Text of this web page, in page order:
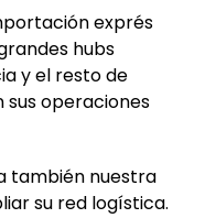
exprés
hubs
y el resto de
sus operaciones
también nuestra
su red logística.